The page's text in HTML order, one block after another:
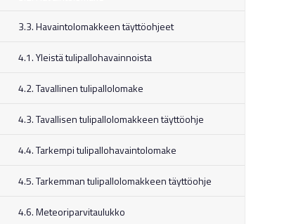
3.3. Havaintolomakkeen täyttöohjeet
4.1. Yleistä tulipallohavainnoista
4.2. Tavallinen tulipallolomake
4.3. Tavallisen tulipallolomakkeen täyttöohje
4.4. Tarkempi tulipallohavaintolomake
4.5. Tarkemman tulipallolomakkeen täyttöohje
4.6. Meteoriparvitaulukko